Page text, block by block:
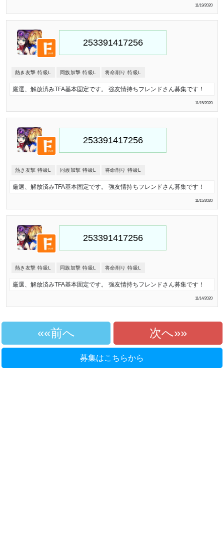
11/19/2020
熱き友撃 特級L 同族加撃 特級L 将命削り 特級L
厳選、解放済みTFA基本固定です。 強友情持ちフレンドさん募集です！
11/15/2020
熱き友撃 特級L 同族加撃 特級L 将命削り 特級L
厳選、解放済みTFA基本固定です。 強友情持ちフレンドさん募集です！
11/15/2020
熱き友撃 特級L 同族加撃 特級L 将命削り 特級L
厳選、解放済みTFA基本固定です。 強友情持ちフレンドさん募集です！
11/14/2020
«前へ 次へ»
募集はこちらから